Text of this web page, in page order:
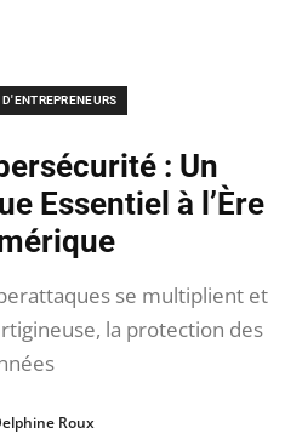
: Un
Essentiel à l’Ère
se multiplient et
la protection des
Roux